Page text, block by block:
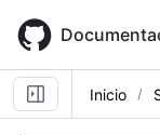
main
content
Inicio